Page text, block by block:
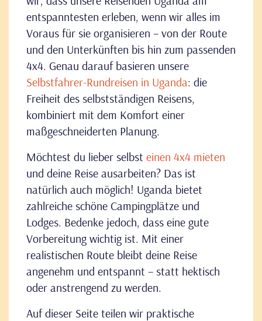
entspanntesten erleben, wenn wir alles im
Voraus für sie organisieren – von der Route
und den Unterkünften bis hin zum passenden
4x4. Genau darauf basieren unsere
Selbstfahrer-Rundreisen in Uganda: die
Freiheit des selbstständigen Reisens,
kombiniert mit dem Komfort einer
maßgeschneiderten Planung.
Möchtest du lieber selbst einen 4x4 mieten
und deine Reise ausarbeiten? Das ist
natürlich auch möglich! Uganda bietet
zahlreiche schöne Campingplätze und
Lodges. Bedenke jedoch, dass eine gute
Vorbereitung wichtig ist. Mit einer
realistischen Route bleibt deine Reise
angenehm und entspannt – statt hektisch
oder anstrengend zu werden.
Auf dieser Seite teilen wir praktische